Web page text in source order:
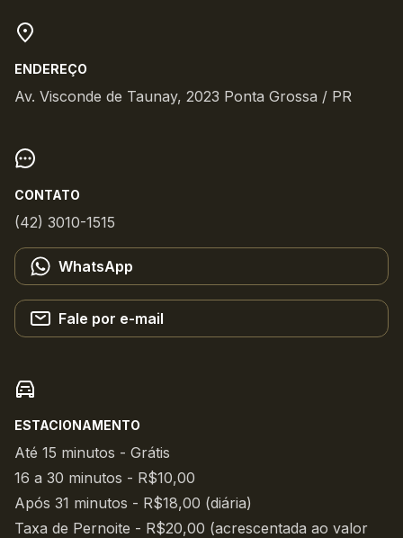
ENDEREÇO
Av. Visconde de Taunay, 2023 Ponta Grossa / PR
CONTATO
(42) 3010-1515
WhatsApp
Fale por e-mail
ESTACIONAMENTO
Até 15 minutos - Grátis
16 a 30 minutos - R$10,00
Após 31 minutos - R$18,00 (diária)
Taxa de Pernoite - R$20,00 (acrescentada ao valor